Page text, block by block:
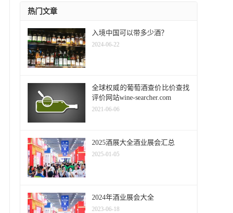
热门文章
入境中国可以带多少酒？
2024-06-22
全球权威的葡萄酒查价比价查找
评价网站wine-searcher.com
2021-06-06
2025酒展大全酒业展会汇总
2025-01-05
2024年酒业展会大全
2023-06-18